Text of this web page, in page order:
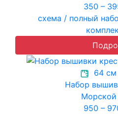
350 –
схема / полный
64
Набор
Морской
950 –